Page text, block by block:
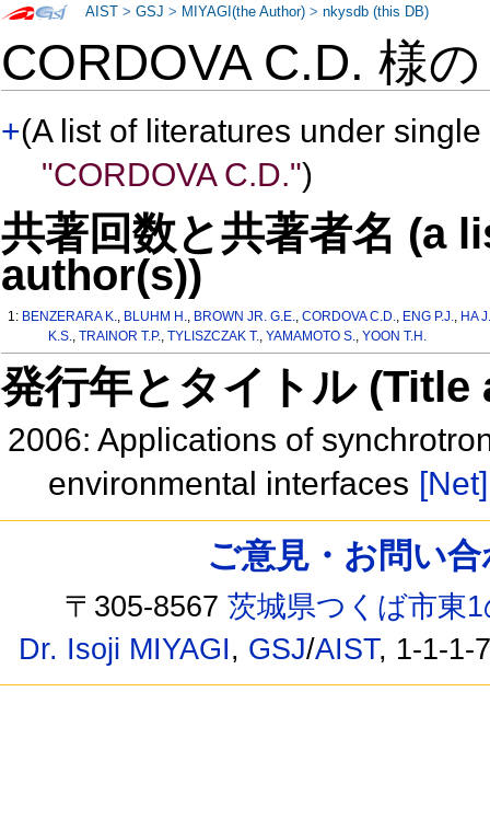
CORDOVA C.D. 様
+(A list of literatures under
"CORDOVA C.D.")
共著回数と共著者名 (a
author(s))
1: BENZERARA K., BLUHM H., BROWN JR. G.E.,CORDOVA C.D., ENG P.J., HA
K.S., TRAINOR T.P., TYLISZCZAK T., YAMAMOTO S., YOON T.H.
発行年とタイトル
2006: Applications of
environmental interfaces [Net]
AIST >GSJ > MIYAGI(the Author) >nkysdb (this DB)
ご意見・お問い
〒305-8567茨城県つくば市東
Dr. Isoji MIYAGI, GSJ/AIST, 1-1-1-